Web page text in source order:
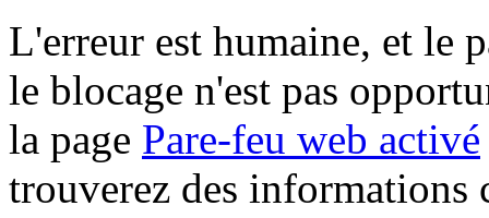
L'erreur est humaine, et le
le blocage n'est pas
la page Pare-feu web activé
trouverez des informations